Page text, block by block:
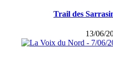
Trail des
13/06/